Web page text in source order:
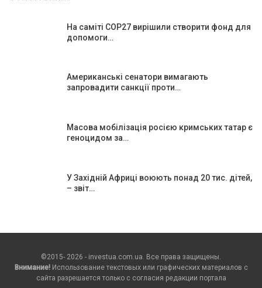
На саміті COP27 вирішили створити фонд для
допомоги…
Американські сенатори вимагають
запровадити санкції проти…
Масова мобілізація росією кримських татар є
геноцидом за…
У Західній Африці воюють понад 20 тис. дітей,
– звіт…
©2015- 2026 - investua.com.ua. Все права защищены.
Внимание!Использование текстовых или графических материалов с
сайта разрешается только c согласия редакции портала